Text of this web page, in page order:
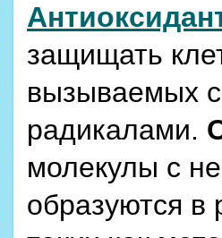
защищать
вызываемых
радикалами.
молекулы с
образуются в